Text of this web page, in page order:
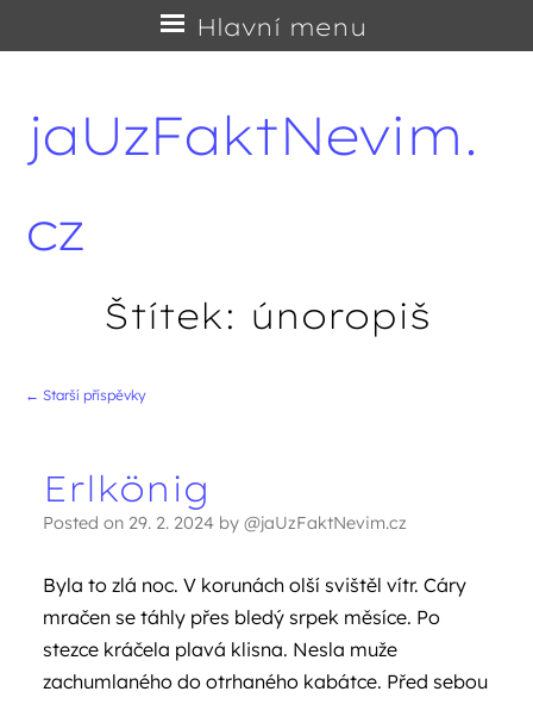
jaUzFaktNevim.
cz
Hlavní menu
na
Štítek: únoropiš
← Starší příspěvky
Erlkönig
Posted on 29. 2. 2024 by @jaUzFaktNevim.cz
Byla to zlá noc. V korunách olší svištěl vítr. Cáry
mračen se táhly přes bledý srpek měsíce. Po
stezce kráčela plavá klisna. Nesla muže
zachumlaného do otrhaného kabátce. Před sebou